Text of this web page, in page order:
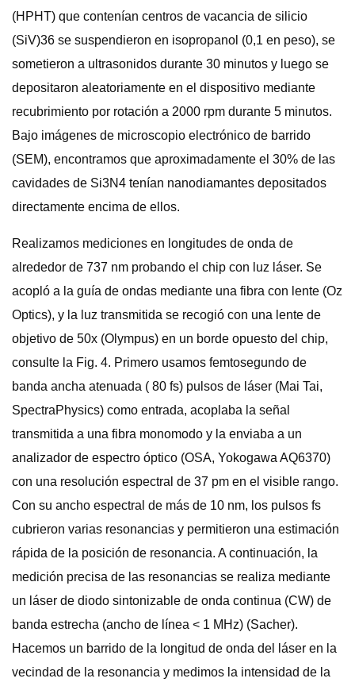
(HPHT) que contenían centros de vacancia de silicio
(SiV)36 se suspendieron en isopropanol (0,1 en peso), se
sometieron a ultrasonidos durante 30 minutos y luego se
depositaron aleatoriamente en el dispositivo mediante
recubrimiento por rotación a 2000 rpm durante 5 minutos.
Bajo imágenes de microscopio electrónico de barrido
(SEM), encontramos que aproximadamente el 30% de las
cavidades de Si3N4 tenían nanodiamantes depositados
directamente encima de ellos.
Realizamos mediciones en longitudes de onda de
alrededor de 737 nm probando el chip con luz láser. Se
acopló a la guía de ondas mediante una fibra con lente (Oz
Optics), y la luz transmitida se recogió con una lente de
objetivo de 50x (Olympus) en un borde opuesto del chip,
consulte la Fig. 4. Primero usamos femtosegundo de
banda ancha atenuada ( 80 fs) pulsos de láser (Mai Tai,
SpectraPhysics) como entrada, acoplaba la señal
transmitida a una fibra monomodo y la enviaba a un
analizador de espectro óptico (OSA, Yokogawa AQ6370)
con una resolución espectral de 37 pm en el visible rango.
Con su ancho espectral de más de 10 nm, los pulsos fs
cubrieron varias resonancias y permitieron una estimación
rápida de la posición de resonancia. A continuación, la
medición precisa de las resonancias se realiza mediante
un láser de diodo sintonizable de onda continua (CW) de
banda estrecha (ancho de línea < 1 MHz) (Sacher).
Hacemos un barrido de la longitud de onda del láser en la
vecindad de la resonancia y medimos la intensidad de la